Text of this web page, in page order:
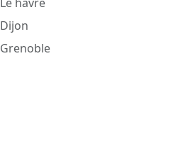
Dijon
Grenoble